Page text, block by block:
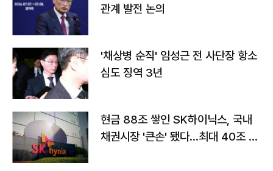
관계 발전 논의
'채상병 순직' 임성근 전 사단장 항소
심도 징역 3년
현금 88조 쌓인 SK하이닉스, 국내
채권시장 '큰손' 됐다…최대 40조 투